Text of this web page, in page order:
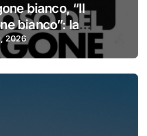
bianco, “Il
bianco”: la
2026